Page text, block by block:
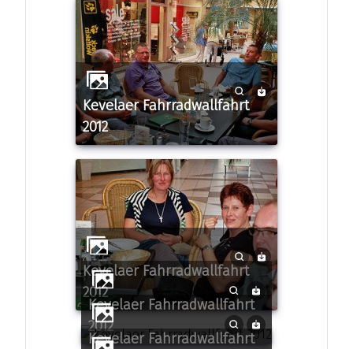
Kevelaer Fahrradwallfahrt
2012
Kevelaer Fahrradwallfahrt
2012
Kevelaer Fahrradwallfahrt
2012
Kevelaer Fahrradwallfahrt